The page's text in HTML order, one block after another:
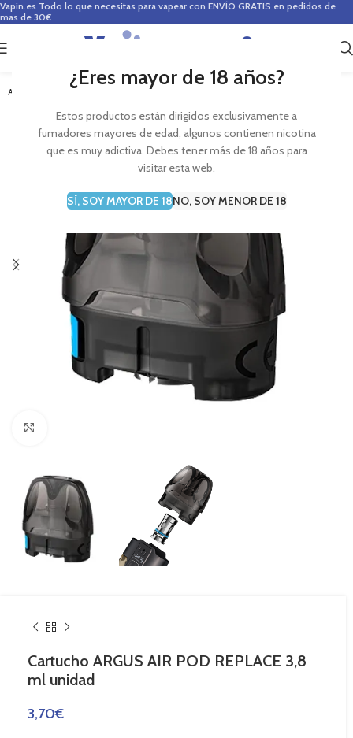
¿Eres mayor de 18 años?
Estos productos están dirigidos exclusivamente a
fumadores mayores de edad, algunos contienen nicotina
que es muy adictiva. Debes tener más de 18 años para
visitar esta web.
SÍ, SOY MAYOR DE 18NO, SOY MENOR DE 18
Vapin.es Todo lo que necesitas para vapear con ENVÍO GRATIS en pedidos de
mas de 30€
0
AGOTADO
Cartucho ARGUS AIR POD REPLACE 3,8
ml unidad
3,70€